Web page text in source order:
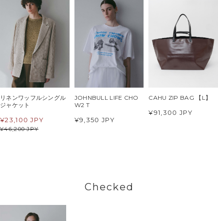
リネンワッフルシングル
ジャケット
¥46,200 JPY
¥23,100 JPY
JOHNBULL LIFE CHO
W2 T
¥9,350 JPY
CAHU ZIP BAG 【L】
¥91,300 JPY
Checked